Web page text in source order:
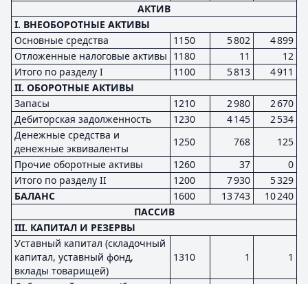
АКТИВ
I. ВНЕОБОРОТНЫЕ АКТИВЫ
Основные средства
1150 5 802
4 899
Отложенные налоговые активы 1180 11
12
Итого по разделу I
1100 5 813
4 911
II. ОБОРОТНЫЕ АКТИВЫ
Запасы
1210 2 980
2 670
Дебиторская задолженность
1230 4 145
2 534
Денежные средства и
денежные эквиваленты
1250 768
125
Прочие оборотные активы
1260 37
0
Итого по разделу II
1200 7 930
5 329
БАЛАНС
1600 13 743
10 240
ПАССИВ
III. КАПИТАЛ И РЕЗЕРВЫ
Уставный капитал (складочный
капитал, уставный фонд,
вклады товарищей)
1310 1 1